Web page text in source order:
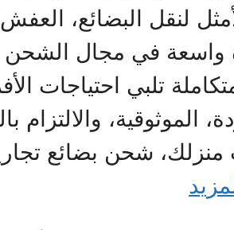
لنقل البضائع،
في مجال الشحن
تلبي احتياجات
الموثوقية، والالتزام
شحن بضائع